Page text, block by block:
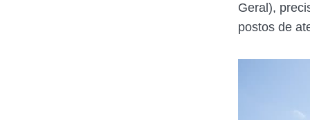
Geral),
postos de